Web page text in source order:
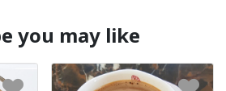
you may like